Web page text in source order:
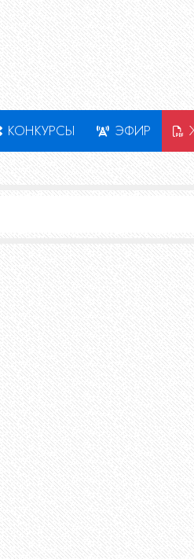
КОНКУРСЫ ЭФИР